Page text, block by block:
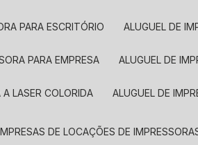
PARA ESCRITÓRIO ALUGUEL DE
PARA EMPRESA ALUGUEL DE
A LASER COLORIDA ALUGUEL DE
EMPRESAS DE LOCAÇÕES DE